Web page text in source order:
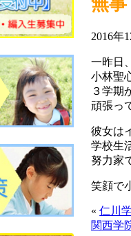
2016年
一昨日
小林聖
３学期
頑張っ
彼女は
学校生
努力家
笑顔で
«仁川
関西学